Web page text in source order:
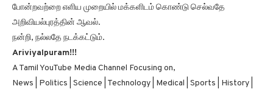
போன்றவற்றை எளிய முறையில் மக்களிடம் கொண்டு செல்வதே
அறிவியல்புரத்தின் ஆவல்.
நன்றி, நல்லதே நடக்கட்டும்.
Ariviyalpuram!!!
A Tamil YouTube Media Channel Focusing on,
News | Politics | Science | Technology | Medical | Sports | History |